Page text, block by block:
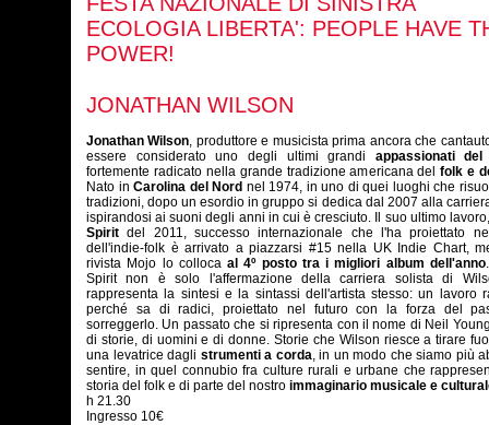
ECOLOGIA LIBERTA': PEOPLE HAVE
POWER!
JONATHAN WILSON
Jonathan Wilson, produttore e musicista prima ancora che
essere considerato uno degli ultimi grandi appassionati del
fortemente radicato nella grande tradizione americana del folk e
Nato in Carolina del Nord nel 1974, in uno di quei luoghi che
tradizioni, dopo un esordio in gruppo si dedica dal 2007 alla
ispirandosi ai suoni degli anni in cui è cresciuto. Il suo ultimo lavoro,
Spirit del 2011, successo internazionale che l'ha proiettato
dell'indie-folk è arrivato a piazzarsi #15 nella UK Indie Chart,
rivista Mojo lo colloca al 4º posto tra i migliori album dell'anno
Spirit non è solo l'affermazione della carriera solista di
rappresenta la sintesi e la sintassi dell'artista stesso: un lavoro
perché sa di radici, proiettato nel futuro con la forza del
sorreggerlo. Un passato che si ripresenta con il nome di Neil
di storie, di uomini e di donne. Storie che Wilson riesce a tirare
una levatrice dagli strumenti a corda, in un modo che siamo più
sentire, in quel connubio fra culture rurali e urbane che
storia del folk e di parte del nostro immaginario musicale e
h 21.30
Ingresso 10€